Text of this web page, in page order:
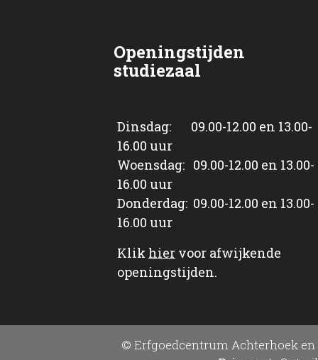
Openingstijden
studiezaal
Dinsdag: 09.00-12.00 en 13.00-
16.00 uur
Woensdag: 09.00-12.00 en 13.00-
16.00 uur
Donderdag: 09.00-12.00 en 13.00-
16.00 uur
Klik hier voor afwijkende
openingstijden.
© Erfgoedcentrum Achterhoek en